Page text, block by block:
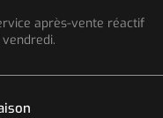
après-vente réactif